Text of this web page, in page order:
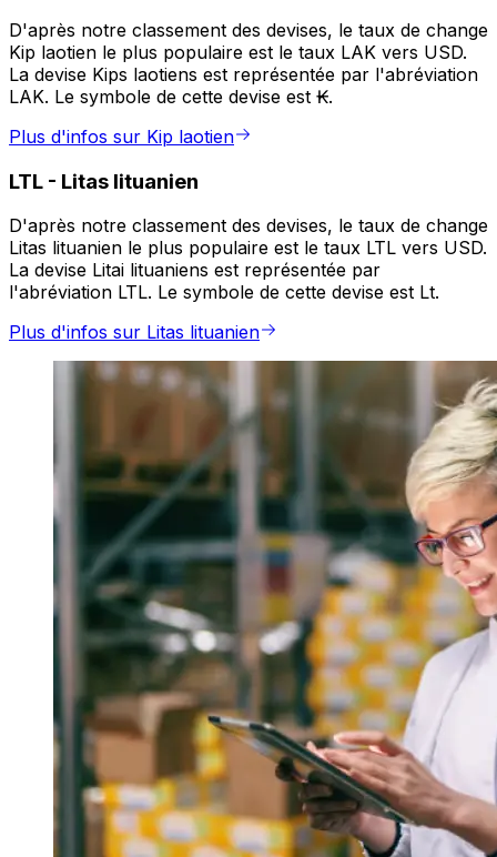
D'après notre classement des devises, le taux de change
Kip laotien le plus populaire est le taux LAK vers USD.
La devise Kips laotiens est représentée par l'abréviation
LAK. Le symbole de cette devise est ₭.
Plus d'infos sur Kip laotien
LTL - Litas lituanien
D'après notre classement des devises, le taux de change
Litas lituanien le plus populaire est le taux LTL vers USD.
La devise Litai lituaniens est représentée par
l'abréviation LTL. Le symbole de cette devise est Lt.
Plus d'infos sur Litas lituanien